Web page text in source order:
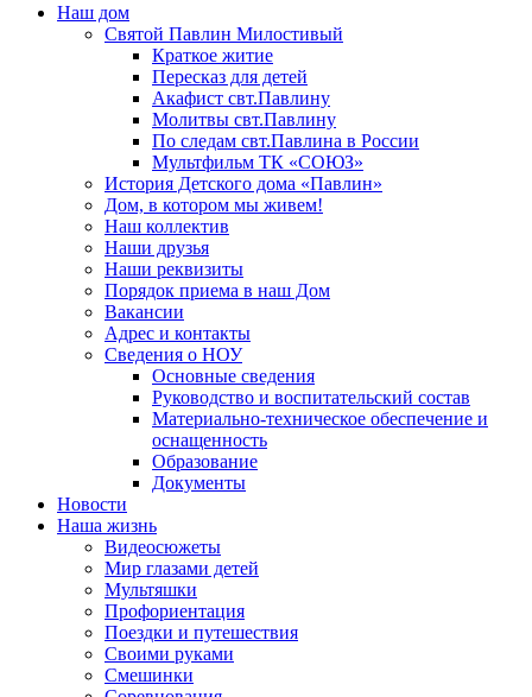
Наш дом
Святой Павлин Милостивый
Краткое житие
Пересказ для детей
Акафист свт.Павлину
Молитвы свт.Павлину
По следам свт.Павлина в России
Мультфильм ТК «СОЮЗ»
История Детского дома «Павлин»
Дом, в котором мы живем!
Наш коллектив
Наши друзья
Наши реквизиты
Порядок приема в наш Дом
Вакансии
Адрес и контакты
Сведения о НОУ
Основные сведения
Руководство и воспитательский состав
Материально-техническое обеспечение и
оснащенность
Образование
Документы
Новости
Наша жизнь
Видеосюжеты
Мир глазами детей
Мультяшки
Профориентация
Поездки и путешествия
Своими руками
Смешинки